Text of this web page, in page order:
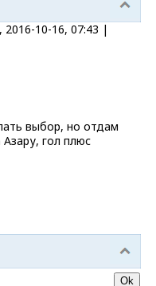
2016-10-16, 07:43 |
выбор, но отдам
гол плюс